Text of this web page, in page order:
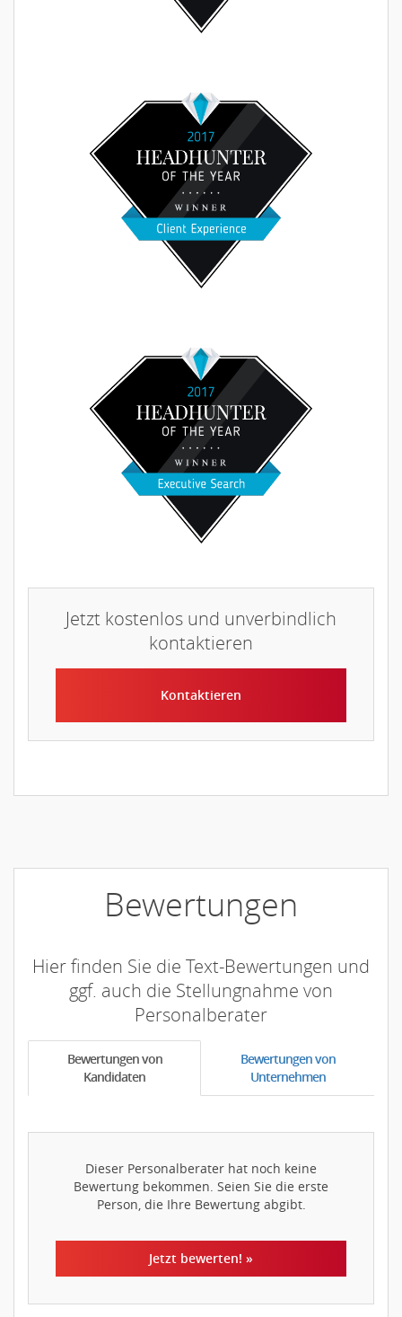
Jetzt kostenlos und unverbindlich
kontaktieren
Kontaktieren
Bewertungen
Hier finden Sie die Text-Bewertungen und
ggf. auch die Stellungnahme von
Personalberater
Bewertungen von
Kandidaten
Bewertungen von
Unternehmen
Dieser Personalberater hat noch keine
Bewertung bekommen. Seien Sie die erste
Person, die Ihre Bewertung abgibt.
Jetzt bewerten! »